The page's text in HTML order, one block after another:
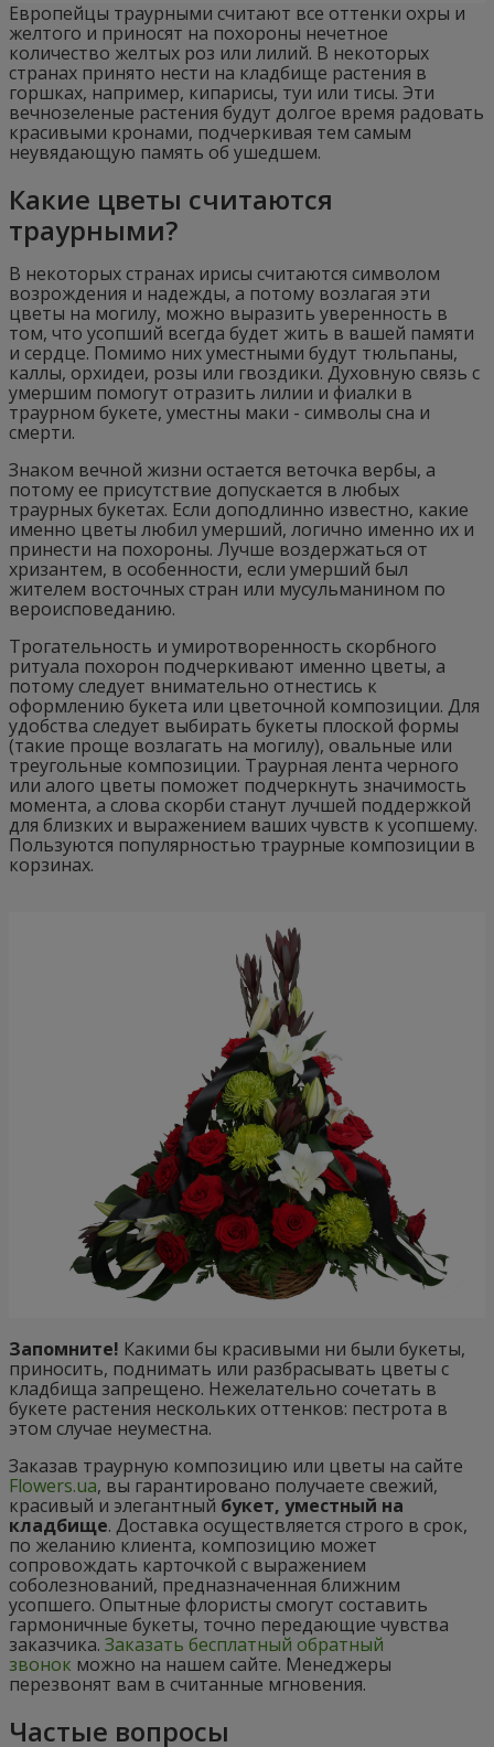
Европейцы траурными считают все оттенки охры и
желтого и приносят на похороны нечетное
количество желтых роз или лилий. В некоторых
странах принято нести на кладбище растения в
горшках, например, кипарисы, туи или тисы. Эти
вечнозеленые растения будут долгое время радовать
красивыми кронами, подчеркивая тем самым
неувядающую память об ушедшем.
Какие цветы считаются
траурными?
В некоторых странах ирисы считаются символом
возрождения и надежды, а потому возлагая эти
цветы на могилу, можно выразить уверенность в
том, что усопший всегда будет жить в вашей памяти
и сердце. Помимо них уместными будут тюльпаны,
каллы, орхидеи, розы или гвоздики. Духовную связь с
умершим помогут отразить лилии и фиалки в
траурном букете, уместны маки - символы сна и
смерти.
Знаком вечной жизни остается веточка вербы, а
потому ее присутствие допускается в любых
траурных букетах. Если доподлинно известно, какие
именно цветы любил умерший, логично именно их и
принести на похороны. Лучше воздержаться от
хризантем, в особенности, если умерший был
жителем восточных стран или мусульманином по
вероисповеданию.
Трогательность и умиротворенность скорбного
ритуала похорон подчеркивают именно цветы, а
потому следует внимательно отнестись к
оформлению букета или цветочной композиции. Для
удобства следует выбирать букеты плоской формы
(такие проще возлагать на могилу), овальные или
треугольные композиции. Траурная лента черного
или алого цветы поможет подчеркнуть значимость
момента, а слова скорби станут лучшей поддержкой
для близких и выражением ваших чувств к усопшему.
Пользуются популярностью траурные композиции в
корзинах.
Запомните! Какими бы красивыми ни были букеты,
приносить, поднимать или разбрасывать цветы с
кладбища запрещено. Нежелательно сочетать в
букете растения нескольких оттенков: пестрота в
этом случае неуместна.
Заказав траурную композицию или цветы на сайте
Flowers.ua, вы гарантировано получаете свежий,
красивый и элегантный букет, уместный на
кладбище. Доставка осуществляется строго в срок,
по желанию клиента, композицию может
сопровождать карточкой с выражением
соболезнований, предназначенная ближним
усопшего. Опытные флористы смогут составить
гармоничные букеты, точно передающие чувства
заказчика. Заказать бесплатный обратный
звонок можно на нашем сайте. Менеджеры
перезвонят вам в считанные мгновения.
Частые вопросы